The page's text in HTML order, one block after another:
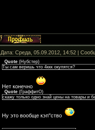
Дата: Среда, 05.09.2012, 14:52 |
Quote (Нубстер)
Ты сам веришь что 4ккк окупятся?
Нет конечно
Quote (ГраффитО)
скажу только одно знай цены на товары и
Ну это вообще кэп"ство